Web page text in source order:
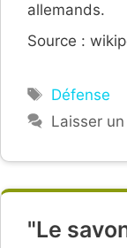
allemands.
Source :
Étiquettes
Défense
Laisser
"Le